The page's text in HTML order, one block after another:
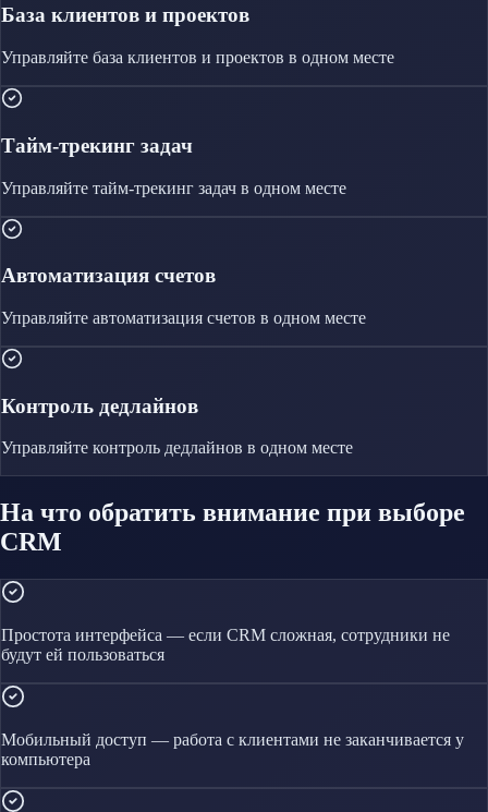
База клиентов и проектов
Управляйте база клиентов и проектов в одном месте
Тайм-трекинг задач
Управляйте тайм-трекинг задач в одном месте
Автоматизация счетов
Управляйте автоматизация счетов в одном месте
Контроль дедлайнов
Управляйте контроль дедлайнов в одном месте
На что обратить внимание при выборе
CRM
Простота интерфейса — если CRM сложная, сотрудники не
будут ей пользоваться
Мобильный доступ — работа с клиентами не заканчивается у
компьютера